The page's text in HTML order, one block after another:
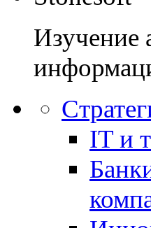
Изучение
IT и